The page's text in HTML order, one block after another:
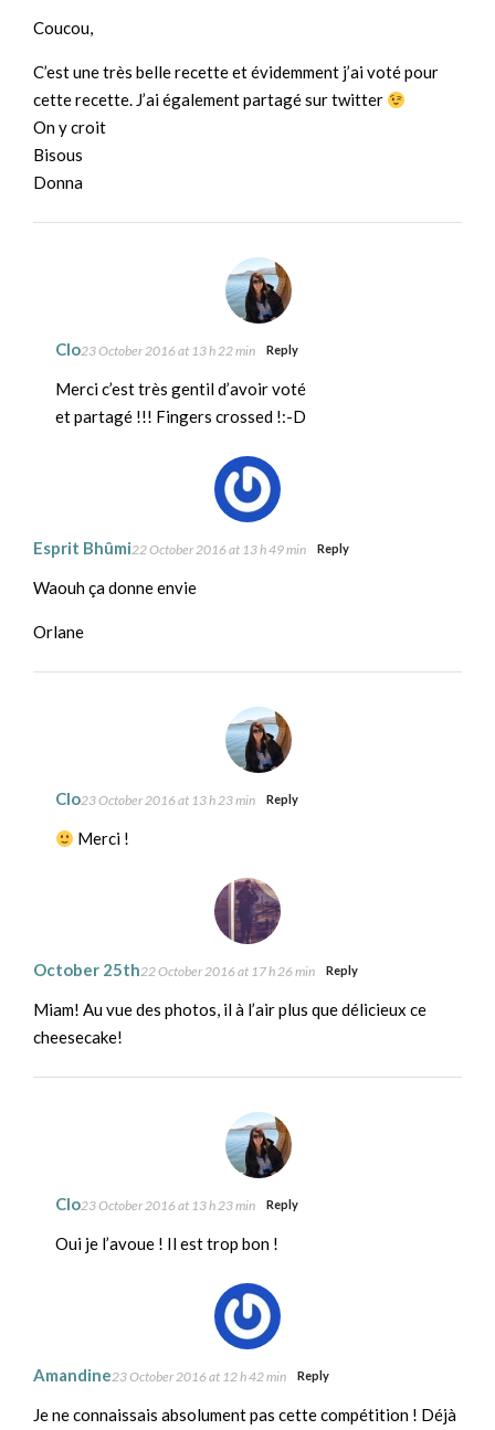
Coucou,
C’est une très belle recette et évidemment j’ai voté pour
cette recette. J’ai également partagé sur twitter
On y croit
Bisous
Donna
Clo23 October 2016 at 13 h 22 min Reply
Merci c’est très gentil d’avoir voté
et partagé !!! Fingers crossed !:-D
Esprit Bhûmi22 October 2016 at 13 h 49 min Reply
Waouh ça donne envie
Orlane
Clo23 October 2016 at 13 h 23 min Reply
Merci !
October 25th22 October 2016 at 17 h 26 min Reply
Miam! Au vue des photos, il à l’air plus que délicieux ce
cheesecake!
Clo23 October 2016 at 13 h 23 min Reply
Oui je l’avoue ! Il est trop bon !
Amandine23 October 2016 at 12 h 42 min Reply
Je ne connaissais absolument pas cette compétition ! Déjà